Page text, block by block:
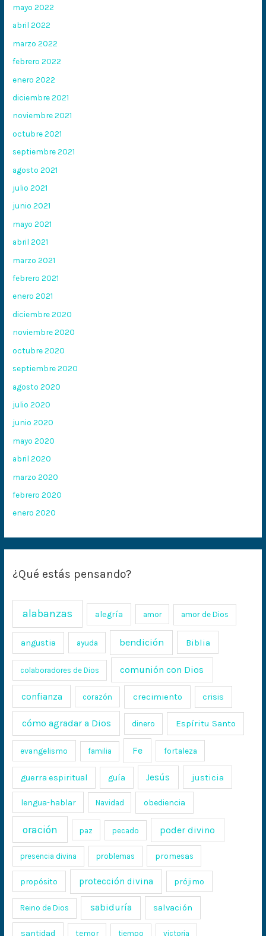
mayo 2022
abril 2022
marzo 2022
febrero 2022
enero 2022
diciembre 2021
noviembre 2021
octubre 2021
septiembre 2021
agosto 2021
julio 2021
junio 2021
mayo 2021
abril 2021
marzo 2021
febrero 2021
enero 2021
diciembre 2020
noviembre 2020
octubre 2020
septiembre 2020
agosto 2020
julio 2020
junio 2020
mayo 2020
abril 2020
marzo 2020
febrero 2020
enero 2020
¿Qué estás pensando?
alabanzas alegría amor amor de Dios
angustia ayuda bendición Biblia
colaboradores de Dios comunión con Dios
confianza corazón crecimiento crisis
cómo agradar a Dios dinero Espíritu Santo
evangelismo familia Fe fortaleza
guerra espiritual guía Jesús justicia
lengua-hablar Navidad obediencia
oración paz pecado poder divino
presencia divina problemas promesas
propósito protección divina prójimo
Reino de Dios sabiduría salvación
santidad temor tiempo victoria